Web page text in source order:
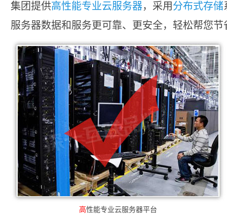
集团提供高性能专业云服务器，采用分布式存储
服务器数据和服务更可靠、更安全，轻松帮您节
高性能专业云服务器平台